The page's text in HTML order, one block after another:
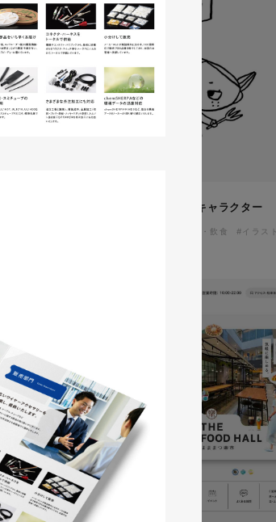
イタヤマチバル様 イメージキャラクター
#食品・飲食 #イラスト